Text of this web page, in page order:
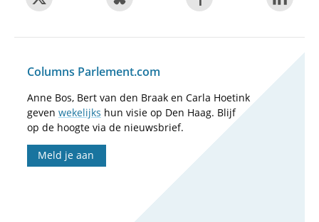
Columns Parlement.com
Anne Bos, Bert van den Braak en Carla Hoetink
geven wekelijks hun visie op Den Haag. Blijf
op de hoogte via de nieuwsbrief.
Meld je aan